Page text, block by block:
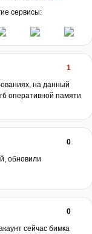
сервисы:
1
на данный
оперативной памяти
0
обновили
0
сейчас бимка